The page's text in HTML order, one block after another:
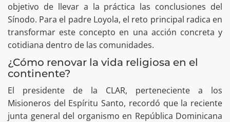
objetivo de llevar a la práctica las conclusiones del
Sínodo. Para el padre Loyola, el reto principal radica en
transformar este concepto en una acción concreta y
cotidiana dentro de las comunidades.
¿Cómo renovar la vida religiosa en el
continente?
El presidente de la CLAR, perteneciente a los
Misioneros del Espíritu Santo, recordó que la reciente
junta general del organismo en República Dominicana